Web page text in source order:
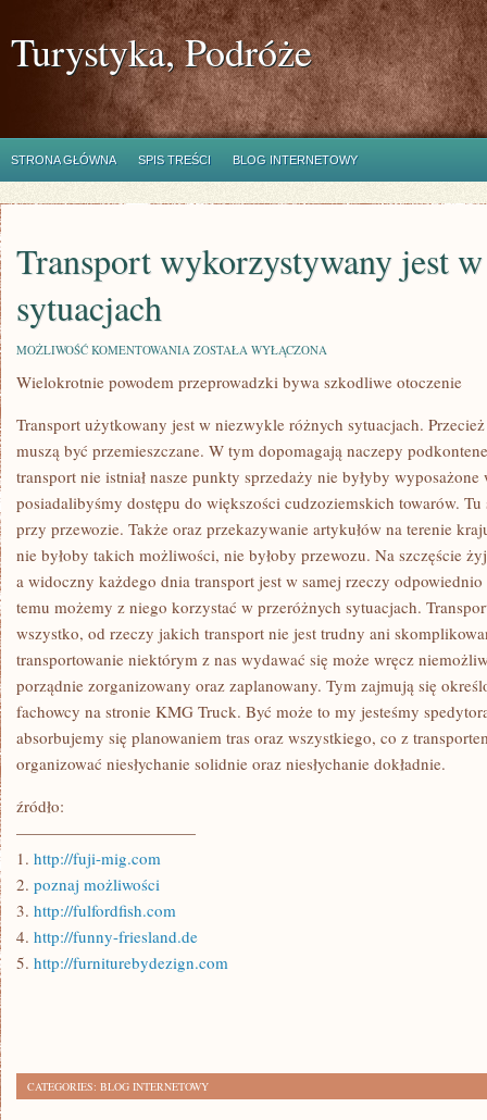
Turystyka, Podróże
STRONA GŁÓWNA SPIS TREŚCI BLOG INTERNETOWY
Transport wykorzystywany jest
sytuacjach
MOŻLIWOŚĆ KOMENTOWANIA TRANSPORT
JEST
RÓŻNYCH
SYTUACJACH
ZOSTAŁA WYŁĄCZONA
Wielokrotnie powodem przeprowadzki bywa szkodliwe otoczenie
Transport użytkowany jest w niezwykle różnych sytuacjach.
muszą być przemieszczane. W tym dopomagają naczepy
transport nie istniał nasze punkty sprzedaży nie byłyby
posiadalibyśmy dostępu do większości cudzoziemskich towarów. Tu
przy przewozie. Także oraz przekazywanie artykułów na terenie
nie byłoby takich możliwości, nie byłoby przewozu. Na szczęście
a widoczny każdego dnia transport jest w samej rzeczy
temu możemy z niego korzystać w przeróżnych sytuacjach.
wszystko, od rzeczy jakich transport nie jest trudny ani
transportowanie niektórym z nas wydawać się może wręcz
porządnie zorganizowany oraz zaplanowany. Tym zajmują się
fachowcy na stronie KMG Truck. Być może to my jesteśmy
absorbujemy się planowaniem tras oraz wszystkiego, co z
organizować niesłychanie solidnie oraz niesłychanie dokładnie.
źródło:
———————————
1. http://fuji-mig.com
2. poznaj możliwości
3. http://fulfordfish.com
4. http://funny-friesland.de
5. http://furniturebydezign.com
CATEGORIES: BLOG INTERNETOWY